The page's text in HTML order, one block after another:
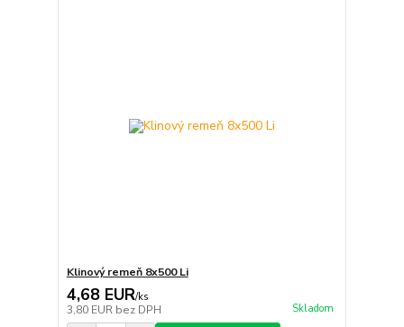
Klinový remeň 8x500 Li
4,68 EUR/ks
3,80 EUR bez DPH Skladom